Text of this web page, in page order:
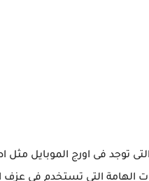
توجد فى اورج الموبايل مثل
الهامة التى تستخدم فى